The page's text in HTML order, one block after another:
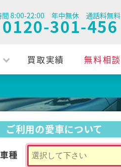
間 8:00-22:00 年中無休 通話料無料
0120-301-456
買取実績 無料相談
ご利用の愛車について
種